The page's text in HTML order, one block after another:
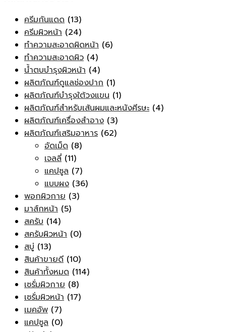
ครีมกันแดด (13)
ครีมผิวหน้า (24)
ทำความสะอาดผิดหน้า (6)
ทำความสะอาดผิว (4)
น้ำตบบำรุงผิวหน้า (4)
ผลิตภัณฑ์ดูแลช่องปาก (1)
ผลิตภัณฑ์บำรุงใต้วงแขน (1)
ผลิตภัณฑ์สำหรับเส้นผมและหนังศีรษะ (4)
ผลิตภัณฑ์เครื่องสำอาง (3)
ผลิตภัณฑ์เสริมอาหาร (62)
อัดเม็ด (8)
เจลลี่ (11)
แคปซูล (7)
แบบผง (36)
พอกผิวกาย (3)
มาส์กหน้า (5)
สครับ (14)
สครับผิวหน้า (0)
สบู่ (13)
สินค้าขายดี (10)
สินค้าทั้งหมด (114)
เซรั่มผิวกาย (8)
เซรั่มผิวหน้า (17)
เมคอัพ (7)
แคปซูล (0)